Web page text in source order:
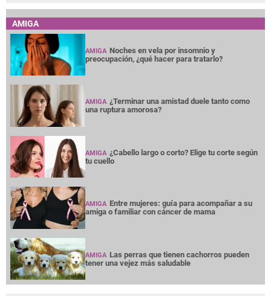
AMIGA
AMIGA Noches en vela por insomnio y
preocupación, ¿qué hacer para tratarlo?
AMIGA ¿Terminar una amistad duele tanto como
una ruptura amorosa?
AMIGA ¿Cabello largo o corto? Elige tu corte según
tu cuello
AMIGA Entre mujeres: guía para acompañar a su
amiga o familiar con cáncer de mama
AMIGA Las perras que tienen cachorros pueden
tener una vejez más saludable